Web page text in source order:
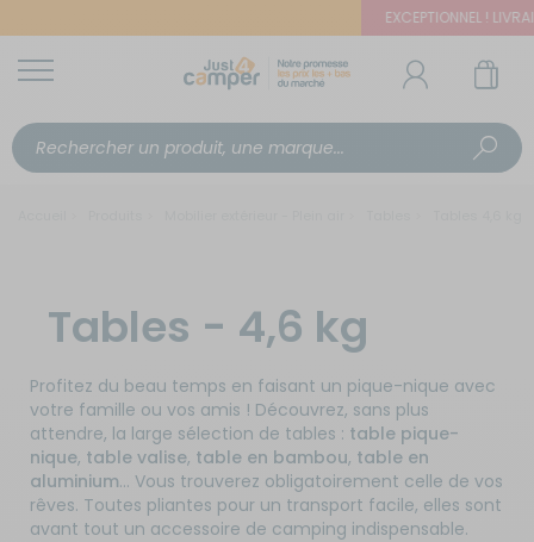
EXCEPTIONNEL !
Tables - 4,6 kg
Profitez du beau temps en faisant un pique-nique avec
votre famille ou vos amis ! Découvrez, sans plus
attendre, la large sélection de tables : table pique-
nique, table valise, table en bambou, table en
aluminium... Vous trouverez obligatoirement celle de vos
rêves. Toutes pliantes pour un transport facile, elles sont
avant tout un accessoire de camping indispensable.